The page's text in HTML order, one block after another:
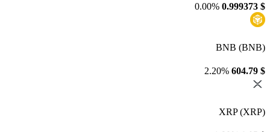
$
0.999373
0.00%
BNB (BNB)
$
604.79
2.20%
XRP (XRP)